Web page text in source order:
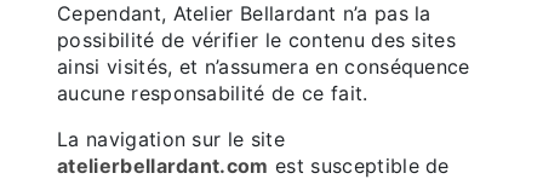
Cependant, Atelier Bellardant n’a pas la
possibilité de vérifier le contenu des sites
ainsi visités, et n’assumera en conséquence
aucune responsabilité de ce fait.
La navigation sur le site
atelierbellardant.com est susceptible de